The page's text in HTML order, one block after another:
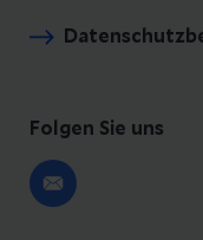
Folgen Sie uns